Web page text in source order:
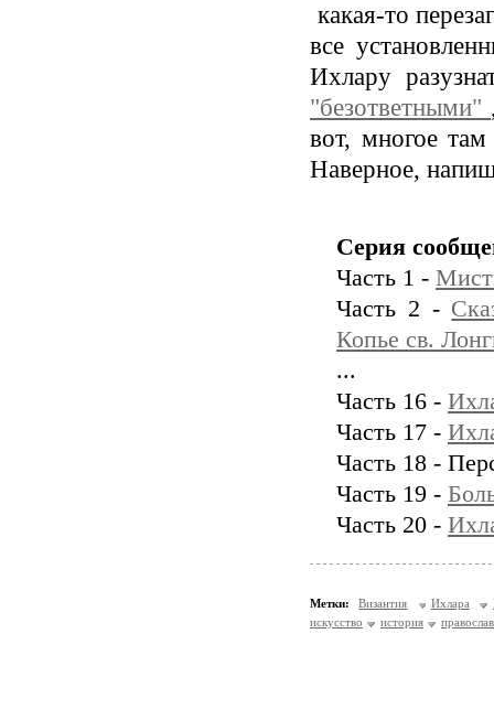
какая-то
все
Ихлару
"безответными"
вот, многое
Наверное,
Серия
Часть 1 -
Часть 2 -
Копье св.
...
Часть 16 -
Часть 17 -
Часть 18 -
Часть 19 -
Часть 20 -
Метки: Византия Ихлара
искусство
история